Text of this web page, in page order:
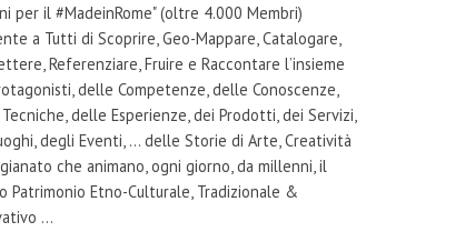
per il #MadeinRome" (oltre 4.000 Membri)
a Tutti di Scoprire, Geo-Mappare, Catalogare,
Referenziare, Fruire e Raccontare l’insieme
delle Competenze, delle Conoscenze,
delle Esperienze, dei Prodotti, dei Servizi,
degli Eventi, … delle Storie di Arte, Creatività
che animano, ogni giorno, da millenni, il
Patrimonio Etno-Culturale, Tradizionale &
…